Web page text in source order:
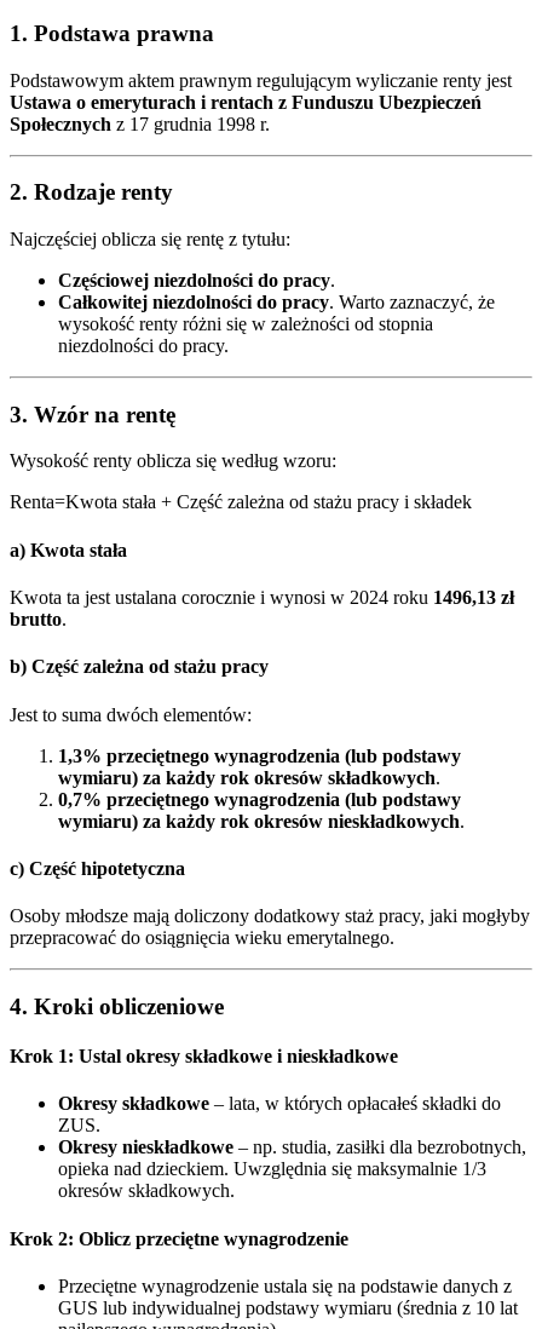
1. Podstawa prawna
Podstawowym aktem prawnym regulującym wyliczanie renty jest
Ustawa o emeryturach i rentach z Funduszu Ubezpieczeń
Społecznych z 17 grudnia 1998 r.
2. Rodzaje renty
Najczęściej oblicza się rentę z tytułu:
Częściowej niezdolności do pracy.
Całkowitej niezdolności do pracy. Warto zaznaczyć, że
wysokość renty różni się w zależności od stopnia
niezdolności do pracy.
3. Wzór na rentę
Wysokość renty oblicza się według wzoru:
Renta=Kwota stała + Część zależna od stażu pracy i składek
a) Kwota stała
Kwota ta jest ustalana corocznie i wynosi w 2024 roku 1496,13 zł
brutto.
b) Część zależna od stażu pracy
Jest to suma dwóch elementów:
1,3% przeciętnego wynagrodzenia (lub podstawy
wymiaru) za każdy rok okresów składkowych.
0,7% przeciętnego wynagrodzenia (lub podstawy
wymiaru) za każdy rok okresów nieskładkowych.
c) Część hipotetyczna
Osoby młodsze mają doliczony dodatkowy staż pracy, jaki mogłyby
przepracować do osiągnięcia wieku emerytalnego.
4. Kroki obliczeniowe
Krok 1: Ustal okresy składkowe i nieskładkowe
Okresy składkowe – lata, w których opłacałeś składki do
ZUS.
Okresy nieskładkowe – np. studia, zasiłki dla bezrobotnych,
opieka nad dzieckiem. Uwzględnia się maksymalnie 1/3
okresów składkowych.
Krok 2: Oblicz przeciętne wynagrodzenie
Przeciętne wynagrodzenie ustala się na podstawie danych z
GUS lub indywidualnej podstawy wymiaru (średnia z 10 lat